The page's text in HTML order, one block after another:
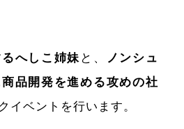
るへしこ姉妹 と、
ノンシュ
品開発を進める攻めの社
イベントを行います。